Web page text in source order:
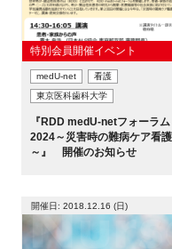
インタビュー・コラム
ニュース・掲示板
LINK-Jを知る
特別会員
施設・アクセス
特別会員開催イベント
medU-net
看護
東京医科歯科大学
『RDD medU-netフォーラム
2024～災害時の難病ケア看護
～』 開催のお知らせ
開催日: 2018.12.16 (日)